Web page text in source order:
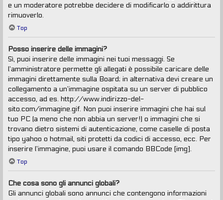
e un moderatore potrebbe decidere di modificarlo o addirittura
rimuoverlo.
Top
Posso inserire delle immagini?
Sì, puoi inserire delle immagini nei tuoi messaggi. Se
l’amministratore permette gli allegati è possibile caricare delle
immagini direttamente sulla Board; in alternativa devi creare un
collegamento a un’immagine ospitata su un server di pubblico
accesso, ad es. http://www.indirizzo-del-
sito.com/immagine.gif. Non puoi inserire immagini che hai sul
tuo PC (a meno che non abbia un server!) o immagini che si
trovano dietro sistemi di autenticazione, come caselle di posta
tipo yahoo o hotmail, siti protetti da codici di accesso, ecc. Per
inserire l’immagine, puoi usare il comando BBCode [img].
Top
Che cosa sono gli annunci globali?
Gli annunci globali sono annunci che contengono informazioni